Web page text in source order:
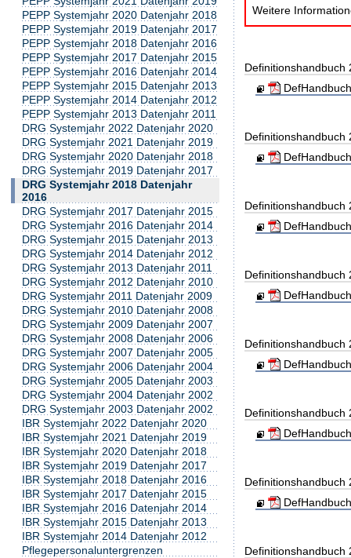
Weitere
Definitionshandbuch
Definitionshandbuch
Definitionshandbuch
Definitionshandbuch
Definitionshandbuch
Definitionshandbuch
Definitionshandbuch
Definitionshandbuch
PEPP Systemjahr 2020 Datenjahr 2018
PEPP Systemjahr 2019 Datenjahr 2017
PEPP Systemjahr 2018 Datenjahr 2016
PEPP Systemjahr 2017 Datenjahr 2015
PEPP Systemjahr 2016 Datenjahr 2014
PEPP Systemjahr 2015 Datenjahr 2013
PEPP Systemjahr 2014 Datenjahr 2012
PEPP Systemjahr 2013 Datenjahr 2011
DRG Systemjahr 2022 Datenjahr 2020
DRG Systemjahr 2021 Datenjahr 2019
DRG Systemjahr 2020 Datenjahr 2018
DRG Systemjahr 2019 Datenjahr 2017
DRG Systemjahr 2018 Datenjahr
2016
DRG Systemjahr 2017 Datenjahr 2015
DRG Systemjahr 2016 Datenjahr 2014
DRG Systemjahr 2015 Datenjahr 2013
DRG Systemjahr 2014 Datenjahr 2012
DRG Systemjahr 2013 Datenjahr 2011
DRG Systemjahr 2012 Datenjahr 2010
DRG Systemjahr 2011 Datenjahr 2009
DRG Systemjahr 2010 Datenjahr 2008
DRG Systemjahr 2009 Datenjahr 2007
DRG Systemjahr 2008 Datenjahr 2006
DRG Systemjahr 2007 Datenjahr 2005
DRG Systemjahr 2006 Datenjahr 2004
DRG Systemjahr 2005 Datenjahr 2003
DRG Systemjahr 2004 Datenjahr 2002
DRG Systemjahr 2003 Datenjahr 2002
IBR Systemjahr 2022 Datenjahr 2020
IBR Systemjahr 2021 Datenjahr 2019
IBR Systemjahr 2020 Datenjahr 2018
IBR Systemjahr 2019 Datenjahr 2017
IBR Systemjahr 2018 Datenjahr 2016
IBR Systemjahr 2017 Datenjahr 2015
IBR Systemjahr 2016 Datenjahr 2014
IBR Systemjahr 2015 Datenjahr 2013
IBR Systemjahr 2014 Datenjahr 2012
Pflegepersonaluntergrenzen